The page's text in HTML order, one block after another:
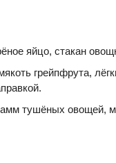
яйцо, стакан
грейпфрута,
тушёных овощей,